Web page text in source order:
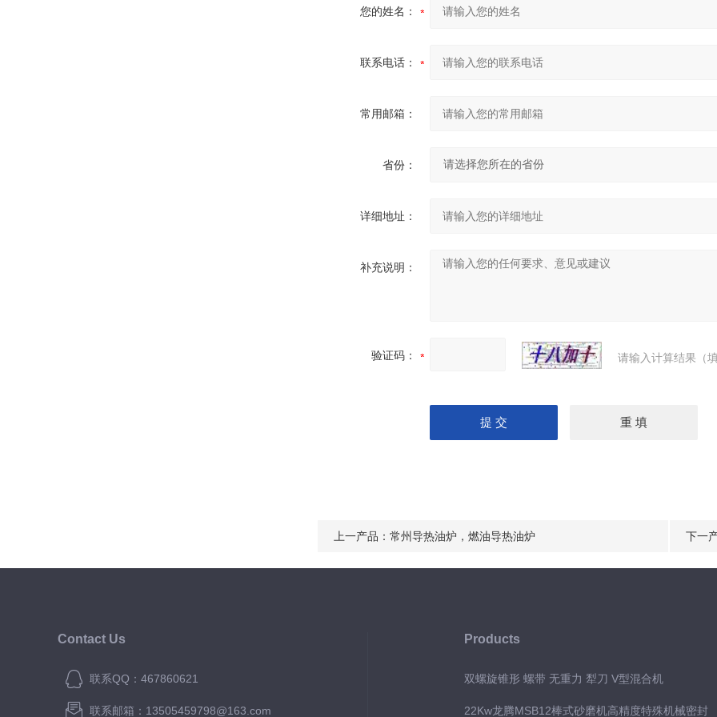
您的姓名：
联系电话：
常用邮箱：
省份：
详细地址：
补充说明：
验证码： 请输入计算结果（
上一产品： 常州导热油炉，燃油导热油炉 下一
Contact Us
联系QQ：467860621
联系邮箱：13505459798@163.com
Products
双螺旋锥形 螺带 无重力 犁刀 V型混合机
22Kw龙腾MSB12棒式砂磨机高精度特殊机械密封